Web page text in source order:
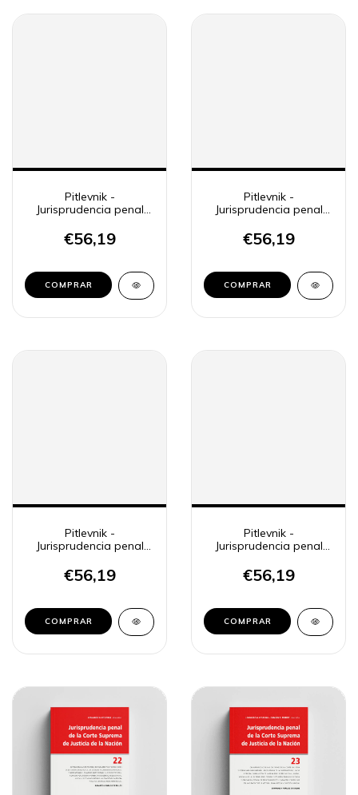
Pitlevnik -
Jurisprudencia penal
€56,19
COMPRAR
Pitlevnik -
Jurisprudencia penal
€56,19
COMPRAR
Pitlevnik -
Jurisprudencia penal
€56,19
COMPRAR
Pitlevnik -
Jurisprudencia penal
€56,19
COMPRAR